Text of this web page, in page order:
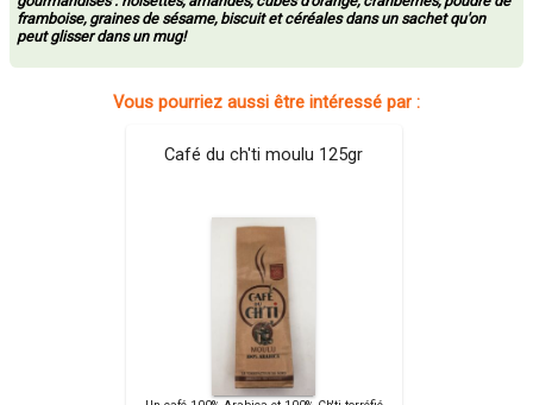
framboise, graines de sésame, biscuit et céréales dans un sachet qu'on
peut glisser dans un mug!
Vous pourriez aussi être intéressé par :
Café du ch'ti moulu 125gr